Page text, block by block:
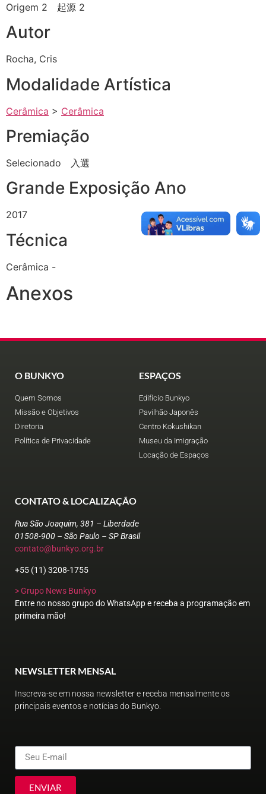
Origem 2 起源 2
Autor
Rocha, Cris
Modalidade Artística
Cerâmica > Cerâmica
Premiação
Selecionado 入選
Grande Exposição Ano
2017
Técnica
Cerâmica -
Anexos
O BUNKYO
Quem Somos
Missão e Objetivos
Diretoria
Política de Privacidade
ESPAÇOS
Edifício Bunkyo
Pavilhão Japonês
Centro Kokushikan
Museu da Imigração
Locação de Espaços
CONTATO & LOCALIZAÇÃO
Rua São Joaquim, 381 – Liberdade
01508-900 – São Paulo – SP Brasil
contato@bunkyo.org.br
+55 (11) 3208-1755
> Grupo News Bunkyo
Entre no nosso grupo do WhatsApp e receba a programação em
primeira mão!
NEWSLETTER MENSAL
Inscreva-se em nossa newsletter e receba mensalmente os
principais eventos e notícias do Bunkyo.
ENVIAR